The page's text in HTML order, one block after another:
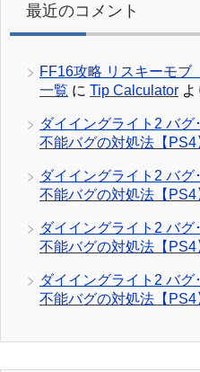
最近のコメント
FF16攻略 リスキーモブ
一覧 に Tip Calculator よ
ダイイングライト2 バ
不能バグの対処法【PS4
ダイイングライト2 バ
不能バグの対処法【PS4
ダイイングライト2 バ
不能バグの対処法【PS4
ダイイングライト2 バ
不能バグの対処法【PS4